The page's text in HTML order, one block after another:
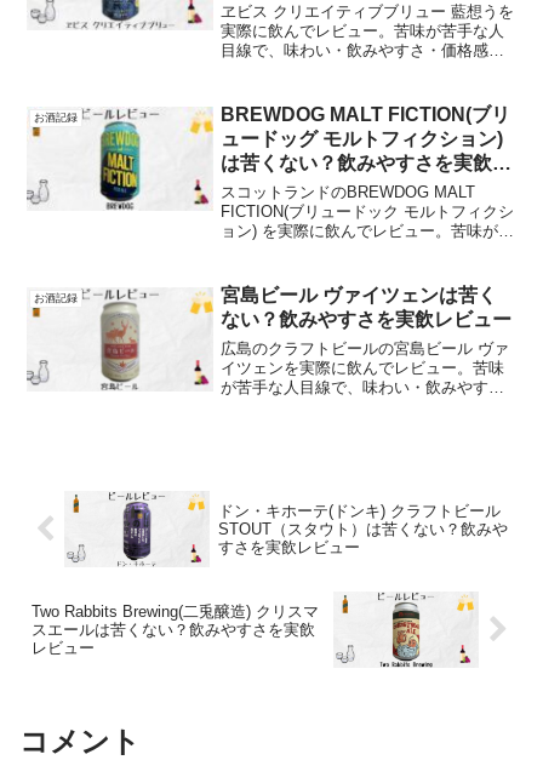
ヱビス クリエイティブブリュー 藍想うを
実際に飲んでレビュー。苦味が苦手な人
目線で、味わい・飲みやすさ・価格感を
お酒記録
BREWDOG MALT FICTION(ブリ
ュードッグ モルトフィクション)
は苦くない？飲みやすさを実飲レ
ビュー
スコットランドのBREWDOG MALT
FICTION(ブリュードック モルトフィクシ
ョン) を実際に飲んでレビュー。苦味が苦
お酒記録
宮島ビール ヴァイツェンは苦く
ない？飲みやすさを実飲レビュー
広島のクラフトビールの宮島ビール ヴァ
イツェンを実際に飲んでレビュー。苦味
が苦手な人目線で、味わい・飲みやす
ドン・キホーテ(ドンキ) クラフトビール
STOUT（スタウト）は苦くない？飲みや
すさを実飲レビュー
Two Rabbits Brewing(二兎醸造) クリスマ
スエールは苦くない？飲みやすさを実飲
レビュー
コメント